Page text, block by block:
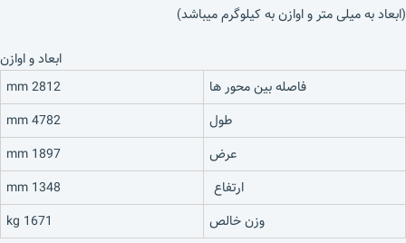
(ابعاد به میلی متر و اوازن به کیلوگرم میباشد)
ابعاد و اوازن
فاصله بین محور ها
طول
عرض
ارتفاع
وزن خالص